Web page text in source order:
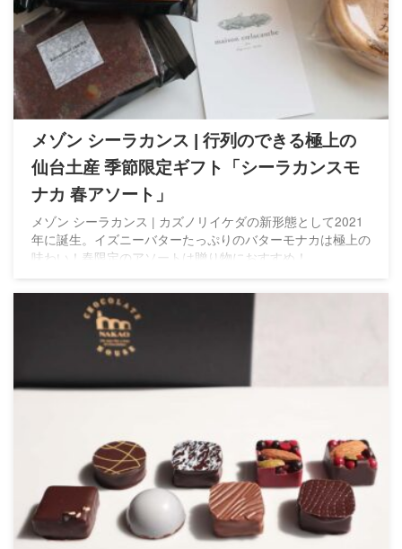
メゾン シーラカンス | 行列のできる極上の
仙台土産 季節限定ギフト「シーラカンスモ
ナカ 春アソート」
メゾン シーラカンス | カズノリイケダの新形態として2021
年に誕生。イズニーバターたっぷりのバターモナカは極上の
味わい！春限定のアソートは贈り物におすすめ！